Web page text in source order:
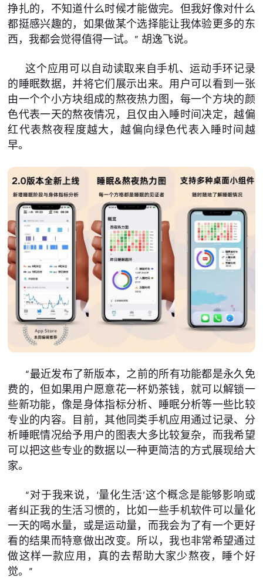
挣扎的，不知道什么时候才能做完。但我好像对什么
都挺感兴趣的，如果做某个选择能让我体验更多的东
西，我都会觉得值得一试。” 胡逸飞说。
这个应用可以自动读取来自手机、运动手环记录
的睡眠数据，并将它们展示出来。用户可以看到一张
由一个个小方块组成的熬夜热力图，每一个方块的颜
色代表一天的熬夜情况，且仅由入睡时间决定，越偏
红代表熬夜程度越大，越偏向绿色代表入睡时间越
早。
“最近发布了新版本，之前的所有功能都是永久免
费的，但如果用户愿意花一杯奶茶钱，就可以解锁一
些新功能，像是身体指标分析、睡眠分析等一些比较
专业的内容。目前，其他同类手机应用通过记录、分
析睡眠情况给予用户的图表大多比较复杂，而我希望
可以把这些专业的数据以一种更简洁的方式展现给大
家。
“对于我来说，‘量化生活’这个概念是能够影响或
者纠正我的生活习惯的，比如一些手机软件可以量化
一天的喝水量，或是运动量，而我会为了有一个更好
看的结果而特意做出改变。所以，我也非常希望通过
做这样一款应用，真的去帮助大家少熬夜，睡个好
觉。”